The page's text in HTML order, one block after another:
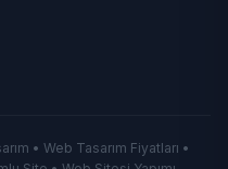
• Web Tasarım Fiyatları •